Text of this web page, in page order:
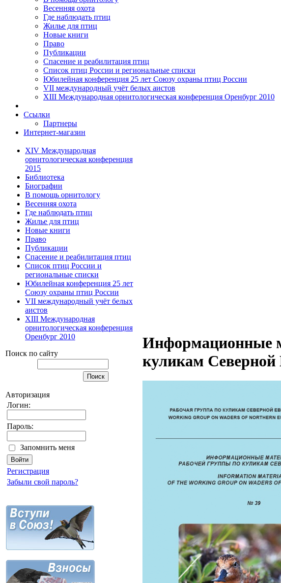
Весенняя охота
Где наблюдать птиц
Жилье для птиц
Новые книги
Право
Публикации
Спасение и реабилитация птиц
Список птиц России и региональные списки
Юбилейная конференция 25 лет Союзу охраны птиц России
VII международный учёт белых аистов
XIII Международная орнитологическая конференция Оренбург 2010
Ссылки
Партнеры
Интернет-магазин
XIV Международная
орнитологическая конференция
2015
Библиотека
Биографии
В помощь орнитологу
Весенняя охота
Где наблюдать птиц
Жилье для птиц
Новые книги
Право
Публикации
Спасение и реабилитация птиц
Список птиц России и
региональные списки
Юбилейная конференция 25 лет
Союзу охраны птиц России
VII международный учёт белых
аистов
XIII Международная
орнитологическая конференция
Оренбург 2010
Поиск по сайту
Авторизация
Логин:
Пароль:
Запомнить меня
Регистрация
Забыли свой пароль?
Информационные
куликам